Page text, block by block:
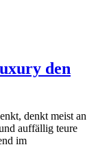
den
denkt meist an
auffällig teure
im